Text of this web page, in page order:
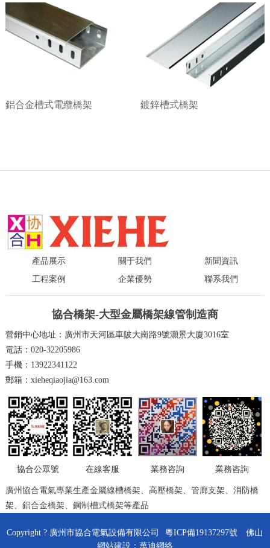
鋁合金槽式電纜橋架 鍍鋅槽式橋架
產品展示 關于我們
新聞資訊
工程案例
企業優勢 聯系我們
協合橋架-大型金屬橋架線管制造商
營銷中心地址：廣州市天河區車陂大崗路9號灝景大廈3016室
電話：020-32205986
手機：13922341122
郵箱：xieheqiaojia@163.com
協合公眾號 在線客服 業務咨詢 業務咨詢
廣州協合電氣專業生產金屬線槽橋架、高壓橋架、管廊支架、消防橋
架、鋁合金橋架、鋼制槽式橋架等產品
Copyright ? 廣州市協合電氣設備有限公司 粵ICP備19137297號
佛山
網站建設 ： 萬迪網絡